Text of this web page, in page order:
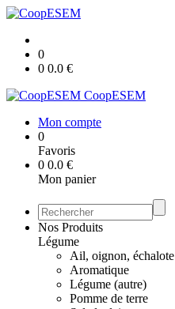
0
0 0.0 €
CoopESEM
Mon compte
0
Favoris
0 0.0 €
Mon panier
Nos Produits
Légume
Ail, oignon, échalote
Aromatique
Légume (autre)
Pomme de terre